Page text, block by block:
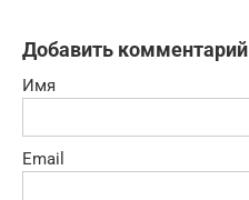
Добавить комментарий
Имя
Email